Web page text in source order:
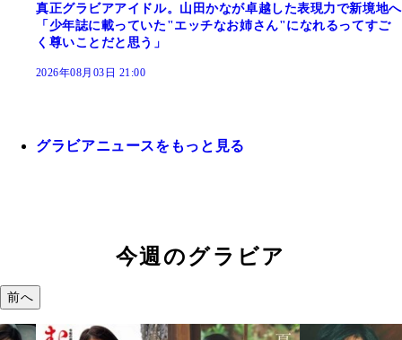
真正グラビアアイドル。山田かなが卓越した表現力で新境地へ
「少年誌に載っていた"エッチなお姉さん"になれるってすご
く尊いことだと思う」
2026年08月03日 21:00
グラビアニュースをもっと見る
今週のグラビア
前へ